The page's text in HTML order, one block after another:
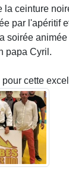
la ceinture
par l'apéritif
soirée
papa Cyril.
cette